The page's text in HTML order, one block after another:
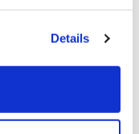
Details